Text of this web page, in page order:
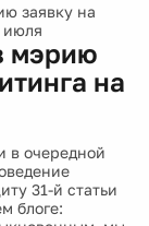
заявку на
июля
мэрию
на
в очередной
31-й статьи
блоге: